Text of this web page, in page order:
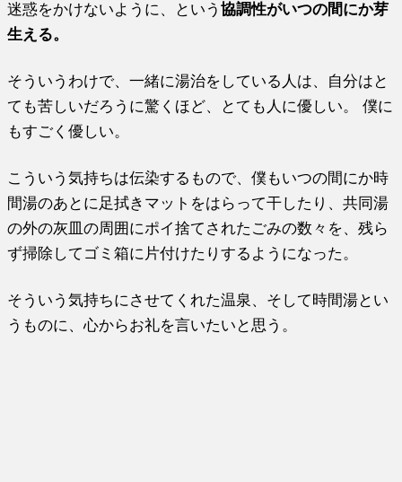
迷惑をかけないように、という協調性がいつの間にか芽
生える。
そういうわけで、一緒に湯治をしている人は、自分はと
ても苦しいだろうに驚くほど、とても人に優しい。 僕に
もすごく優しい。
こういう気持ちは伝染するもので、僕もいつの間にか時
間湯のあとに足拭きマットをはらって干したり、共同湯
の外の灰皿の周囲にポイ捨てされたごみの数々を、残ら
ず掃除してゴミ箱に片付けたりするようになった。
そういう気持ちにさせてくれた温泉、そして時間湯とい
うものに、心からお礼を言いたいと思う。